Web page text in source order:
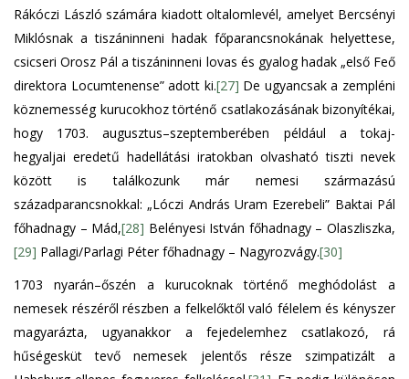
Rákóczi László számára kiadott oltalomlevél, amelyet Bercsényi
Miklósnak a tiszáninneni hadak főparancsnokának helyettese,
csicseri Orosz Pál a tiszáninneni lovas és gyalog hadak „első Feő
direktora Locumtenense” adott ki.[27] De ugyancsak a zempléni
köznemesség kurucokhoz történő csatlakozásának bizonyítékai,
hogy 1703. augusztus–szeptemberében például a tokaj-
hegyaljai eredetű hadellátási iratokban olvasható tiszti nevek
között is találkozunk már nemesi származású
századparancsnokkal: „Lóczi András Uram Ezerebeli” Baktai Pál
főhadnagy – Mád,[28] Belényesi István főhadnagy – Olaszliszka,
[29] Pallagi/Parlagi Péter főhadnagy – Nagyrozvágy.[30]
1703 nyarán–őszén a kurucoknak történő meghódolást a
nemesek részéről részben a felkelőktől való félelem és kényszer
magyarázta, ugyanakkor a fejedelemhez csatlakozó, rá
hűségesküt tevő nemesek jelentős része szimpatizált a